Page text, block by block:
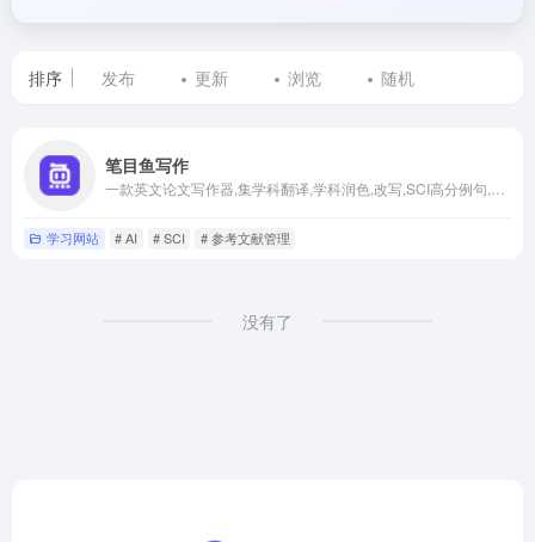
排序 发布 更新 浏览 随机
标
签
为
笔目鱼写作
学习网站 # AI # SCI # 参考文献管理
没有了